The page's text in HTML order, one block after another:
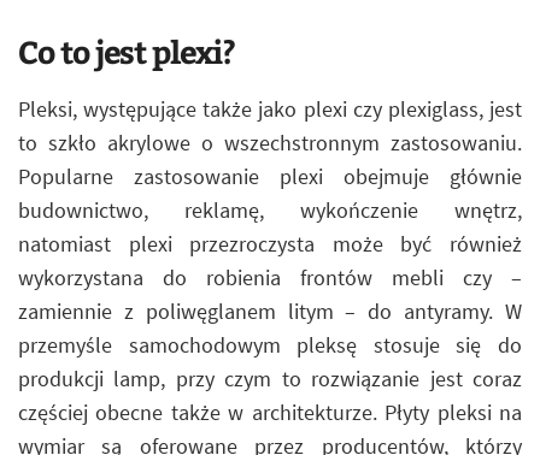
Co to jest plexi?
Pleksi, występujące także jako plexi czy plexiglass, jest
to szkło akrylowe o wszechstronnym zastosowaniu.
Popularne zastosowanie plexi obejmuje głównie
budownictwo, reklamę, wykończenie wnętrz,
natomiast plexi przezroczysta może być również
wykorzystana do robienia frontów mebli czy –
zamiennie z poliwęglanem litym – do antyramy. W
przemyśle samochodowym pleksę stosuje się do
produkcji lamp, przy czym to rozwiązanie jest coraz
częściej obecne także w architekturze. Płyty pleksi na
wymiar są oferowane przez producentów, którzy